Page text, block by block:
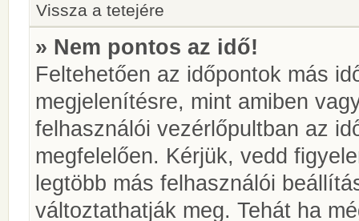
Vissza a tetejére
» Nem pontos az idő!
Feltehetően az időpontok más
megjelenítésre, mint amiben
felhasználói vezérlőpultban az
megfelelően. Kérjük, vedd
legtöbb más felhasználói
változtathatják meg. Tehát ha